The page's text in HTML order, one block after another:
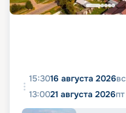
15:3016 августа 2026вс
13:0021 августа 2026пт